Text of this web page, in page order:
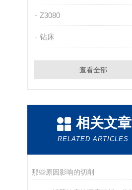
Z3080
钻床
查看全部
相关文章
RELATED ARTICLES
那些原因影响的切削